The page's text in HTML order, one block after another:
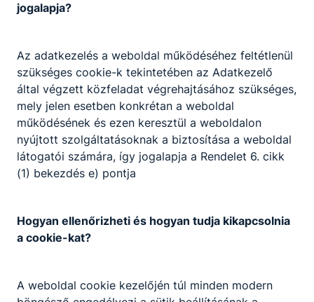
létrejöttek a szakképzési centrumok a tantestület
Azóta a szakmai paletta a logisztikai technikus,
fotográfus és grafikus képzéssel bővült.
Partnereink
jogalapja?
Az adatkezelés a weboldal működéséhez feltétlenül
szükséges cookie-k tekintetében az Adatkezelő
által végzett közfeladat végrehajtásához szükséges,
mely jelen esetben konkrétan a weboldal
működésének és ezen keresztül a weboldalon
nyújtott szolgáltatásoknak a biztosítása a weboldal
látogatói számára, így jogalapja a Rendelet 6. cikk
(1) bekezdés e) pontja
Hogyan ellenőrizheti és hogyan tudja kikapcsolnia
a cookie-kat?
A weboldal cookie kezelőjén túl minden modern